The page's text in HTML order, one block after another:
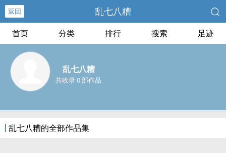
返回 乱七八糟
首页 分类 排行 搜索 足迹
乱七八糟
共收录 0 部作品
乱七八糟的全部作品集